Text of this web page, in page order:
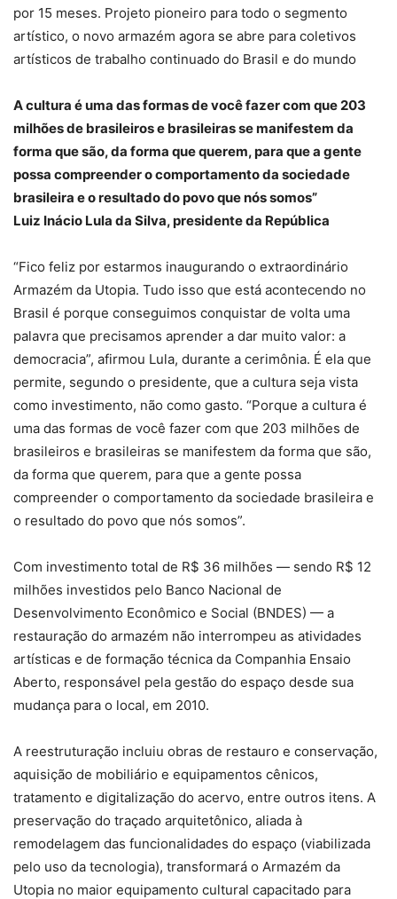
por 15 meses. Projeto pioneiro para todo o segmento
artístico, o novo armazém agora se abre para coletivos
artísticos de trabalho continuado do Brasil e do mundo
A cultura é uma das formas de você fazer com que 203
milhões de brasileiros e brasileiras se manifestem da
forma que são, da forma que querem, para que a gente
possa compreender o comportamento da sociedade
brasileira e o resultado do povo que nós somos”
Luiz Inácio Lula da Silva, presidente da República
“Fico feliz por estarmos inaugurando o extraordinário
Armazém da Utopia. Tudo isso que está acontecendo no
Brasil é porque conseguimos conquistar de volta uma
palavra que precisamos aprender a dar muito valor: a
democracia”, afirmou Lula, durante a cerimônia. É ela que
permite, segundo o presidente, que a cultura seja vista
como investimento, não como gasto. “Porque a cultura é
uma das formas de você fazer com que 203 milhões de
brasileiros e brasileiras se manifestem da forma que são,
da forma que querem, para que a gente possa
compreender o comportamento da sociedade brasileira e
o resultado do povo que nós somos”.
Com investimento total de R$ 36 milhões — sendo R$ 12
milhões investidos pelo Banco Nacional de
Desenvolvimento Econômico e Social (BNDES) — a
restauração do armazém não interrompeu as atividades
artísticas e de formação técnica da Companhia Ensaio
Aberto, responsável pela gestão do espaço desde sua
mudança para o local, em 2010.
A reestruturação incluiu obras de restauro e conservação,
aquisição de mobiliário e equipamentos cênicos,
tratamento e digitalização do acervo, entre outros itens. A
preservação do traçado arquitetônico, aliada à
remodelagem das funcionalidades do espaço (viabilizada
pelo uso da tecnologia), transformará o Armazém da
Utopia no maior equipamento cultural capacitado para